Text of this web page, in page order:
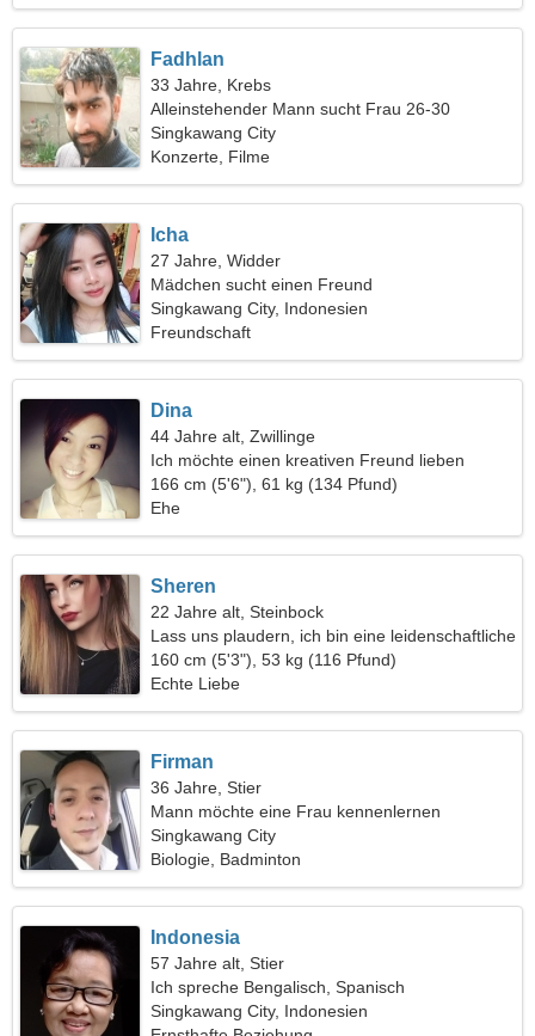
Fadhlan
33 Jahre, Krebs
Alleinstehender Mann sucht Frau 26-30
Singkawang City
Konzerte, Filme
Icha
27 Jahre, Widder
Mädchen sucht einen Freund
Singkawang City, Indonesien
Freundschaft
Dina
44 Jahre alt, Zwillinge
Ich möchte einen kreativen Freund lieben
166 cm (5'6"), 61 kg (134 Pfund)
Ehe
Sheren
22 Jahre alt, Steinbock
Lass uns plaudern, ich bin eine leidenschaftliche
Frau
160 cm (5'3"), 53 kg (116 Pfund)
Echte Liebe
Firman
36 Jahre, Stier
Mann möchte eine Frau kennenlernen
Singkawang City
Biologie, Badminton
Indonesia
57 Jahre alt, Stier
Ich spreche Bengalisch, Spanisch
Singkawang City, Indonesien